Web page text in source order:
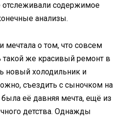
отслеживали содержимое
анализы.
мечтала о том, что совсем
такой же красивый ремонт в
новый холодильник и
съездить с сыночком на
её давняя мечта, ещё из
детства. Однажды